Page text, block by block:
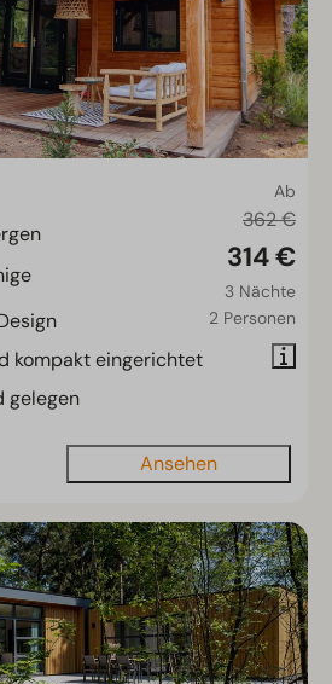
Ab
362 €
314 €
3 Nächte
2 Personen
kompakt eingerichtet
gelegen
Ansehen